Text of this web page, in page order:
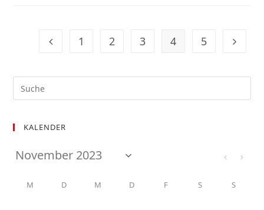
1 2 3 4 5
KALENDER
M D M D F S S